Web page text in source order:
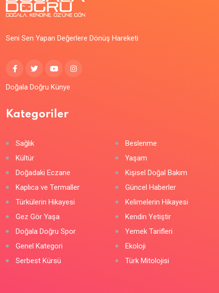
Seni Sen Yapan Değerlere Dönüş Hareketi
Doğala Doğru Künye
Kategoriler
Sağlık
Beslenme
Kültür
Yaşam
Doğadaki Eczane
Kişisel Doğal Bakım
Kaplıca ve Termaller
Güncel Haberler
Türkülerin Hikayesi
Kelimelerin Hikayesi
Gez Gör Yaşa
Kendin Yetiştir
Doğala Doğru Spor
Yemek Tarifleri
Genel Kategori
Ekoloji
Serbest Kürsü
Türk Mitolojisi